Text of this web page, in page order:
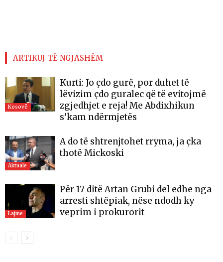
ARTIKUJ TË NGJASHËM
Kosovë
Kurti: Jo çdo gurë, por duhet të
lëvizim çdo guralec që të evitojmë
zgjedhjet e reja! Me Abdixhikun
s’kam ndërmjetës
Aktuale
A do të shtrenjtohet rryma, ja çka
thotë Mickoski
Lajme
Për 17 ditë Artan Grubi del edhe nga
arresti shtëpiak, nëse ndodh ky
veprim i prokurorit